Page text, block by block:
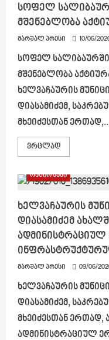
თემაზე:
და
სოფელ
მშენებლობა
მარშალ პრესი 10/06/
სოფელ
მშენებლობა
ხელვაჩაურის
დიასამიძემ,
მხეიძესთან
ვრცლადRead
more
სალიბაურში
სოციალური
მშენებლობა
აქტიურად
რეგიონები
ხელვაჩაურის
დიასამიძემ
მარშალ პრესი 09/06/
ხელვაჩაურის
დიასამიძემ,
მხეიძესთან ერთად,
ადმინისტრაციულ